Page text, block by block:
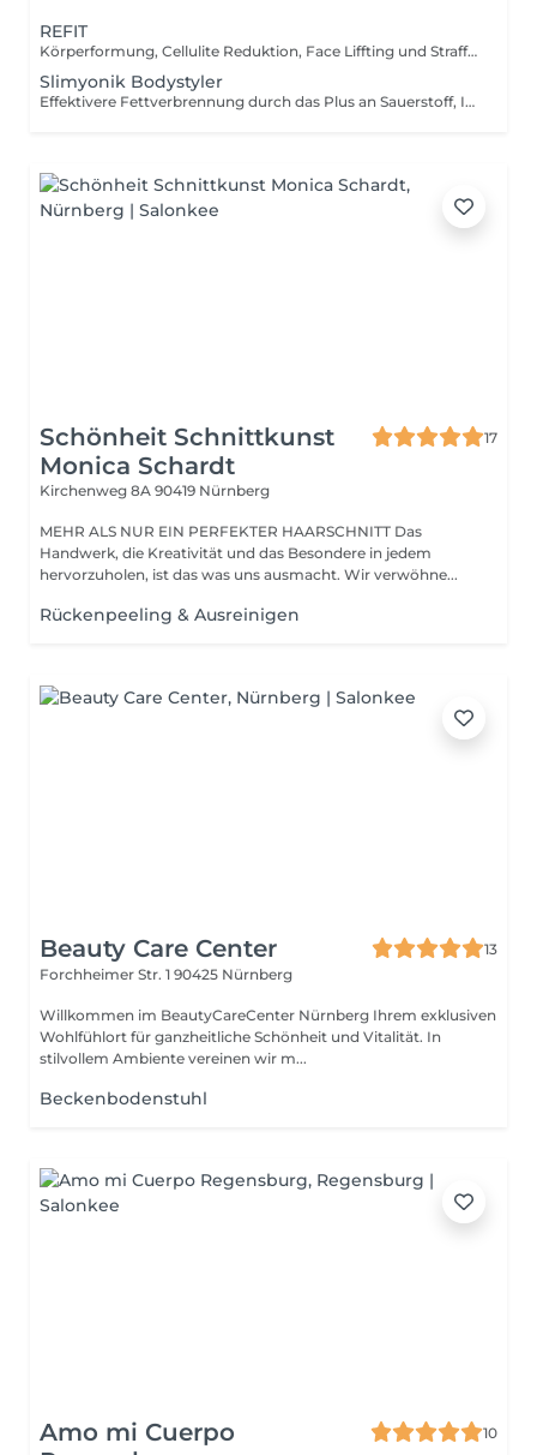
REFIT
Körperformung, Cellulite Reduktion, Face Liffting und Straffung, Falten Reduktion
Slimyonik Bodystyler
Effektivere Fettverbrennung durch das Plus an Sauerstoff, Individuelle Druckwellenmassage(Cellulite Massage, Lumph Massage, Sport Massage, Relax Massage)
Schönheit Schnittkunst
Monica Schardt
17
Kirchenweg 8A 90419 Nürnberg
MEHR ALS NUR EIN PERFEKTER HAARSCHNITT Das
Handwerk, die Kreativität und das Besondere in jedem
hervorzuholen, ist das was uns ausmacht. Wir verwöhne...
Rückenpeeling & Ausreinigen
Beauty Care Center
13
Forchheimer Str. 1 90425 Nürnberg
Willkommen im BeautyCareCenter Nürnberg Ihrem exklusiven
Wohlfühlort für ganzheitliche Schönheit und Vitalität. In
stilvollem Ambiente vereinen wir m...
Beckenbodenstuhl
Amo mi Cuerpo
10